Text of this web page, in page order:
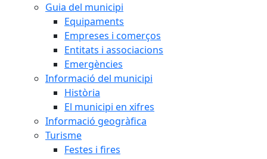
Guia del municipi
Equipaments
Empreses i comerços
Entitats i associacions
Emergències
Informació del municipi
Història
El municipi en xifres
Informació geogràfica
Turisme
Festes i fires